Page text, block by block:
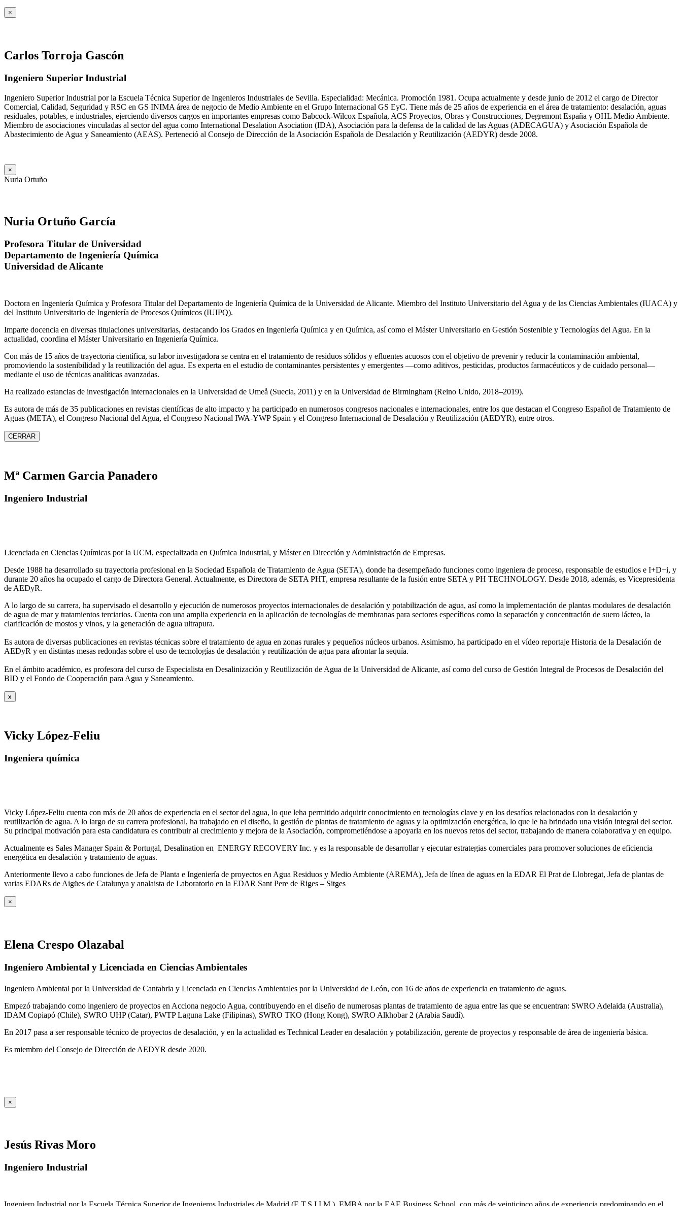
×
Carlos Torroja Gascón
Ingeniero Superior Industrial
Ingeniero Superior Industrial por la Escuela Técnica Superior de Ingenieros Industriales de Sevilla. Especialidad: Mecánica. Promoción 1981. Ocupa actualmente y desde junio de 2012 el cargo de Director
Comercial, Calidad, Seguridad y RSC en GS INIMA área de negocio de Medio Ambiente en el Grupo Internacional GS EyC. Tiene más de 25 años de experiencia en el área de tratamiento: desalación, aguas
residuales, potables, e industriales, ejerciendo diversos cargos en importantes empresas como Babcock-Wilcox Española, ACS Proyectos, Obras y Construcciones, Degremont España y OHL Medio Ambiente.
Miembro de asociaciones vinculadas al sector del agua como International Desalation Asociation (IDA), Asociación para la defensa de la calidad de las Aguas (ADECAGUA) y Asociación Española de
Abastecimiento de Agua y Saneamiento (AEAS). Perteneció al Consejo de Dirección de la Asociación Española de Desalación y Reutilización (AEDYR) desde 2008.
×
Nuria Ortuño
Nuria Ortuño García
Profesora Titular de Universidad
Departamento de Ingeniería Química
Universidad de Alicante
Doctora en Ingeniería Química y Profesora Titular del Departamento de Ingeniería Química de la Universidad de Alicante. Miembro del Instituto Universitario del Agua y de las Ciencias Ambientales (IUACA) y
del Instituto Universitario de Ingeniería de Procesos Químicos (IUIPQ).
Imparte docencia en diversas titulaciones universitarias, destacando los Grados en Ingeniería Química y en Química, así como el Máster Universitario en Gestión Sostenible y Tecnologías del Agua. En la
actualidad, coordina el Máster Universitario en Ingeniería Química.
Con más de 15 años de trayectoria científica, su labor investigadora se centra en el tratamiento de residuos sólidos y efluentes acuosos con el objetivo de prevenir y reducir la contaminación ambiental,
promoviendo la sostenibilidad y la reutilización del agua. Es experta en el estudio de contaminantes persistentes y emergentes —como aditivos, pesticidas, productos farmacéuticos y de cuidado personal—
mediante el uso de técnicas analíticas avanzadas.
Ha realizado estancias de investigación internacionales en la Universidad de Umeå (Suecia, 2011) y en la Universidad de Birmingham (Reino Unido, 2018–2019).
Es autora de más de 35 publicaciones en revistas científicas de alto impacto y ha participado en numerosos congresos nacionales e internacionales, entre los que destacan el Congreso Español de Tratamiento de
Aguas (META), el Congreso Nacional del Agua, el Congreso Nacional IWA‑YWP Spain y el Congreso Internacional de Desalación y Reutilización (AEDYR), entre otros.
CERRAR
Mª Carmen Garcia Panadero
Ingeniero Industrial
Licenciada en Ciencias Químicas por la UCM, especializada en Química Industrial, y Máster en Dirección y Administración de Empresas.
Desde 1988 ha desarrollado su trayectoria profesional en la Sociedad Española de Tratamiento de Agua (SETA), donde ha desempeñado funciones como ingeniera de proceso, responsable de estudios e I+D+i, y
durante 20 años ha ocupado el cargo de Directora General. Actualmente, es Directora de SETA PHT, empresa resultante de la fusión entre SETA y PH TECHNOLOGY. Desde 2018, además, es Vicepresidenta
de AEDyR.
A lo largo de su carrera, ha supervisado el desarrollo y ejecución de numerosos proyectos internacionales de desalación y potabilización de agua, así como la implementación de plantas modulares de desalación
de agua de mar y tratamientos terciarios. Cuenta con una amplia experiencia en la aplicación de tecnologías de membranas para sectores específicos como la separación y concentración de suero lácteo, la
clarificación de mostos y vinos, y la generación de agua ultrapura.
Es autora de diversas publicaciones en revistas técnicas sobre el tratamiento de agua en zonas rurales y pequeños núcleos urbanos. Asimismo, ha participado en el vídeo reportaje Historia de la Desalación de
AEDyR y en distintas mesas redondas sobre el uso de tecnologías de desalación y reutilización de agua para afrontar la sequía.
En el ámbito académico, es profesora del curso de Especialista en Desalinización y Reutilización de Agua de la Universidad de Alicante, así como del curso de Gestión Integral de Procesos de Desalación del
BID y el Fondo de Cooperación para Agua y Saneamiento.
x
Vicky López-Feliu
Ingeniera química
Vicky López-Feliu cuenta con más de 20 años de experiencia en el sector del agua, lo que leha permitido adquirir conocimiento en tecnologías clave y en los desafíos relacionados con la desalación y
reutilización de agua. A lo largo de su carrera profesional, ha trabajado en el diseño, la gestión de plantas de tratamiento de aguas y la optimización energética, lo que le ha brindado una visión integral del sector.
Su principal motivación para esta candidatura es contribuir al crecimiento y mejora de la Asociación, comprometiéndose a apoyarla en los nuevos retos del sector, trabajando de manera colaborativa y en equipo.
Actualmente es Sales Manager Spain & Portugal, Desalination en ENERGY RECOVERY Inc. y es la responsable de desarrollar y ejecutar estrategias comerciales para promover soluciones de eficiencia
energética en desalación y tratamiento de aguas.
Anteriormente llevo a cabo funciones de Jefa de Planta e Ingeniería de proyectos en Agua Residuos y Medio Ambiente (AREMA), Jefa de línea de aguas en la EDAR El Prat de Llobregat, Jefa de plantas de
varias EDARs de Aigües de Catalunya y analaista de Laboratorio en la EDAR Sant Pere de Riges – Sitges
×
Elena Crespo Olazabal
Ingeniero Ambiental y Licenciada en Ciencias Ambientales
Ingeniero Ambiental por la Universidad de Cantabria y Licenciada en Ciencias Ambientales por la Universidad de León, con 16 de años de experiencia en tratamiento de aguas.
Empezó trabajando como ingeniero de proyectos en Acciona negocio Agua, contribuyendo en el diseño de numerosas plantas de tratamiento de agua entre las que se encuentran: SWRO Adelaida (Australia),
IDAM Copiapó (Chile), SWRO UHP (Catar), PWTP Laguna Lake (Filipinas), SWRO TKO (Hong Kong), SWRO Alkhobar 2 (Arabia Saudí).
En 2017 pasa a ser responsable técnico de proyectos de desalación, y en la actualidad es Technical Leader en desalación y potabilización, gerente de proyectos y responsable de área de ingeniería básica.
Es miembro del Consejo de Dirección de AEDYR desde 2020.
×
Jesús Rivas Moro
Ingeniero Industrial
Ingeniero Industrial por la Escuela Técnica Superior de Ingenieros Industriales de Madrid (E.T.S.I.I.M.), EMBA por la EAE Business School, con más de veinticinco años de experiencia predominando en el